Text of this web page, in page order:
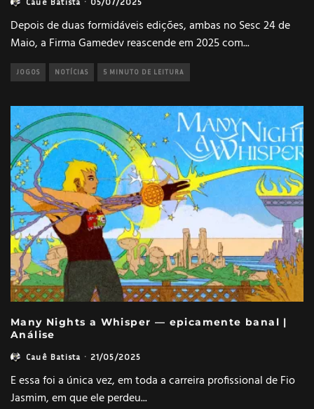
Depois de duas formidáveis edições, ambas no Sesc 24 de
Maio, a Firma Gamedev reascende em 2025 com...
JOGOS NOTÍCIAS 5 MINUTO DE LEITURA
Many Nights a Whisper — epicamente banal |
Análise
Cauê Batista · 21/05/2025
E essa foi a única vez, em toda a carreira profissional de Fio
Jasmim, em que ele perdeu...